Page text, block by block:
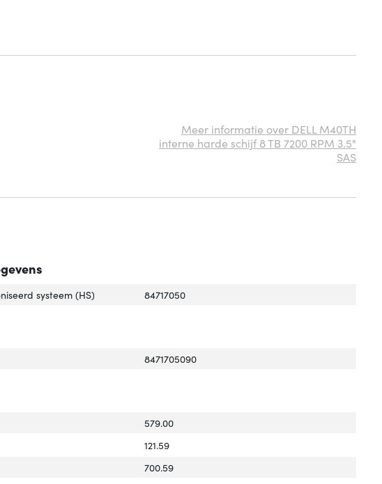
Meer informatie over DELL M40TH
interne harde schijf 8 TB 7200 RPM 3.5"
SAS
systeem (HS) 84717050
8471705090
579.00
121.59
700.59